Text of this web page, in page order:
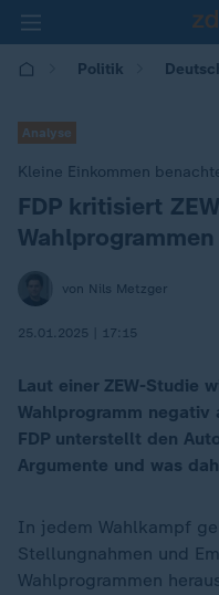
Politik
Analyse
Kleine Einkommen
:FDP kritisiert
Wahlprogrammen
von Nils Metzger
25.01.2025 | 17:15
Laut einer ZEW-Studie
Wahlprogramm negativ
FDP unterstellt den
Argumente und was
In jedem Wahlkampf
Stellungnahmen und
Wahlprogrammen